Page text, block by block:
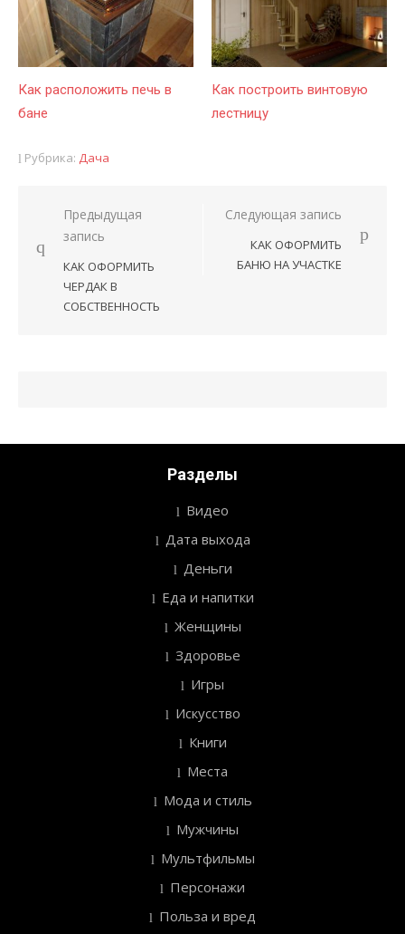
Как расположить печь в
бане
Как построить винтовую
лестницу
Рубрика: Дача
Навигация
по
записям
Предыдущая
запись
КАК ОФОРМИТЬ
ЧЕРДАК В
СОБСТВЕННОСТЬ
Следующая запись
КАК ОФОРМИТЬ
БАНЮ НА УЧАСТКЕ
Разделы
Видео
Дата выхода
Деньги
Еда и напитки
Женщины
Здоровье
Игры
Искусство
Книги
Места
Мода и стиль
Мужчины
Мультфильмы
Персонажи
Польза и вред